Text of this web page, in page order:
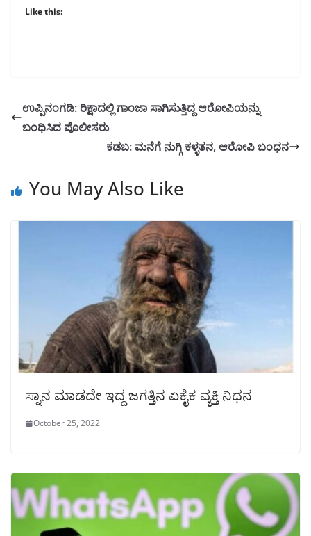
Like this:
ಉಪ್ಪಿನಂಗಡಿ: ರಿಕ್ಷಾದಲ್ಲಿ ಗಾಂಜಾ ಸಾಗಿಸುತ್ತಿದ್ದ ಆರೋಪಿಯನ್ನು
ಬಂಧಿಸಿದ ಪೊಲೀಸರು
ಕಡಬ: ಮನೆಗೆ ನುಗ್ಗಿ ಕಳ್ಳತನ, ಆರೋಪಿ ಬಂಧನ
You May Also Like
ಸ್ನಾನ ಮಾಡದೇ ಇದ್ದ ಜಗತ್ತಿನ ಏಕೈಕ ವ್ಯಕ್ತಿ ನಿಧನ
October 25, 2022